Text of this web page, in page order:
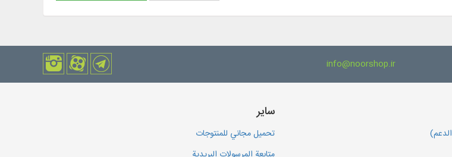
info@noorshop.ir
سایر
تحميل مجاني للمنتوجات